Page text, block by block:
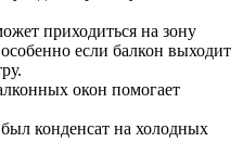
приходиться на зону
если балкон выходит
окон помогает
конденсат на холодных